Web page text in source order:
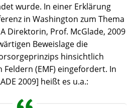
wurde. In einer Erklärung
in Washington zum Thema
Direktorin, Prof. McGlade, 2009
Beweislage die
hinsichtlich
(EMF) eingefordert. In
2009] heißt es u.a.: